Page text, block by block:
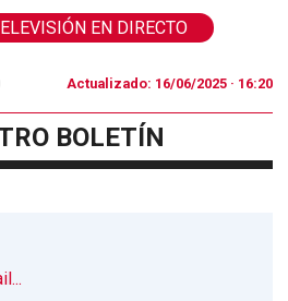
EN DIRECTO
Actualizado: 16/06/2025 · 16:20
BOLETÍN